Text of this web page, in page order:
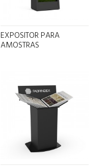
EXPOSITOR PARA
AMOSTRAS